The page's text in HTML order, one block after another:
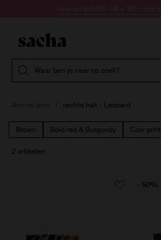
Waar ben je naar op zoek?
rechte hak - Leopard
Brown Bold red & Burgundy Cow print
2 artikelen
- 50%